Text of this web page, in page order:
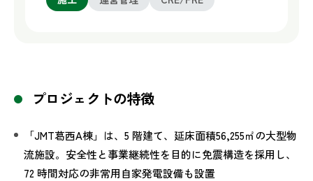
プロジェクトの特徴
「JMT葛西A棟」は、5 階建て、延床面積56,255㎡の大型物
流施設。安全性と事業継続性を目的に免震構造を採用し、
72 時間対応の非常用自家発電設備も設置